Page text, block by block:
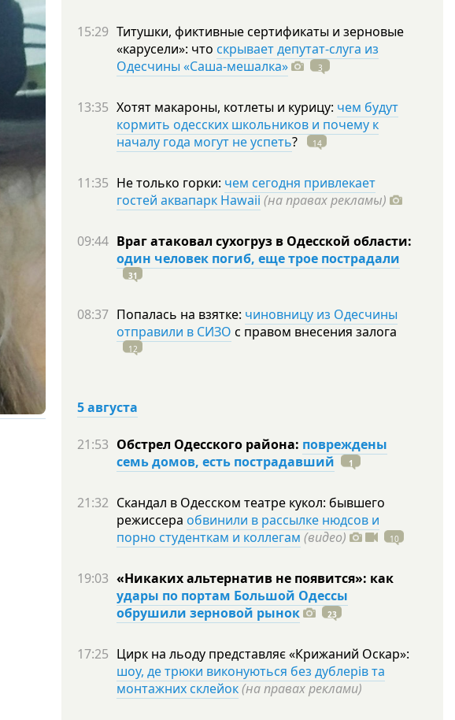
15:29 Титушки, фиктивные сертификаты и зерновые
«карусели»: что скрывает депутат-слуга из
Одесчины «Саша-мешалка»
3
13:35 Хотят макароны, котлеты и курицу: чем будут
кормить одесских школьников и почему к
началу года могут не успеть? 14
11:35 Не только горки: чем сегодня привлекает
гостей аквапарк Hawaii (на правах рекламы)
09:44 Враг атаковал сухогруз в Одесской области:
один человек погиб, еще трое пострадали
31
08:37 Попалась на взятке: чиновницу из Одесчины
отправили в СИЗО с правом внесения залога
12
5 августа
21:53 Обстрел Одесского района: повреждены
семь домов, есть пострадавший
1
21:32 Скандал в Одесском театре кукол: бывшего
режиссера обвинили в рассылке нюдсов и
порно студенткам и коллегам (видео) 10
19:03 «Никаких альтернатив не появится»: как
удары по портам Большой Одессы
обрушили зерновой рынок
23
17:25 Цирк на льоду представляє «Крижаний Оскар»:
шоу, де трюки виконуються без дублерів та
монтажних склейок(на правах реклами)